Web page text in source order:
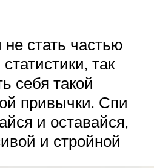
стать частью
так
себя такой
привычки. Спи
и оставайся,
и стройной